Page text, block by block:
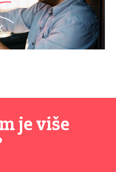
je više